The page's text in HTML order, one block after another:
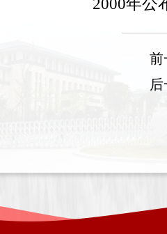
2000年公
前